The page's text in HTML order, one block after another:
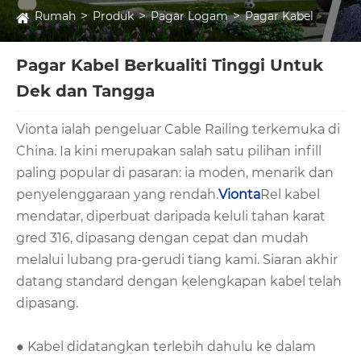
Rumah Produk Pagar Logam Pagar Kabel
Pagar Kabel Berkualiti Tinggi Untuk
Dek dan Tangga
Vionta ialah pengeluar Cable Railing terkemuka di
China. Ia kini merupakan salah satu pilihan infill
paling popular di pasaran: ia moden, menarik dan
penyelenggaraan yang rendah.ViontaRel kabel
mendatar, diperbuat daripada keluli tahan karat
gred 316, dipasang dengan cepat dan mudah
melalui lubang pra-gerudi tiang kami. Siaran akhir
datang standard dengan kelengkapan kabel telah
dipasang.
● Kabel didatangkan terlebih dahulu ke dalam